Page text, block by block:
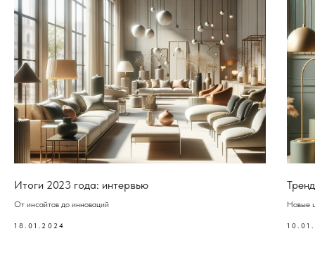
Итоги 2023 года: интервью
От инсайтов до инноваций
18.01.2024
Новые